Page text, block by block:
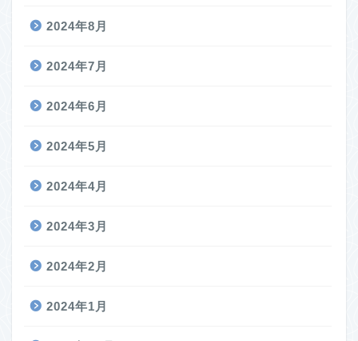
2024年8月
2024年7月
2024年6月
2024年5月
2024年4月
2024年3月
2024年2月
2024年1月